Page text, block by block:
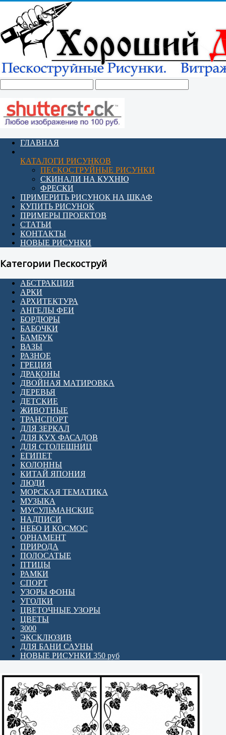
ГЛАВНАЯ
КАТАЛОГИ РИСУНКОВ
ПЕСКОСТРУЙНЫЕ РИСУНКИ
СКИНАЛИ НА КУХНЮ
ФРЕСКИ
ПРИМЕРИТЬ РИСУНОК НА ШКАФ
КУПИТЬ РИСУНОК
ПРИМЕРЫ ПРОЕКТОВ
СТАТЬИ
КОНТАКТЫ
НОВЫЕ РИСУНКИ
Категории Пескоструй
АБСТРАКЦИЯ
АРКИ
АРХИТЕКТУРА
АНГЕЛЫ ФЕИ
БОРДЮРЫ
БАБОЧКИ
БАМБУК
ВАЗЫ
РАЗНОЕ
ГРЕЦИЯ
ДРАКОНЫ
ДВОЙНАЯ МАТИРОВКА
ДЕРЕВЬЯ
ДЕТСКИЕ
ЖИВОТНЫЕ
ТРАНСПОРТ
ДЛЯ ЗЕРКАЛ
ДЛЯ КУХ ФАСАДОВ
ДЛЯ СТОЛЕШНИЦ
ЕГИПЕТ
КОЛОННЫ
КИТАЙ ЯПОНИЯ
ЛЮДИ
МОРСКАЯ ТЕМАТИКА
МУЗЫКА
МУСУЛЬМАНСКИЕ
НАДПИСИ
НЕБО И КОСМОС
ОРНАМЕНТ
ПРИРОДА
ПОЛОСАТЫЕ
ПТИЦЫ
РАМКИ
СПОРТ
УЗОРЫ ФОНЫ
УГОЛКИ
ЦВЕТОЧНЫЕ УЗОРЫ
ЦВЕТЫ
3000
ЭКСКЛЮЗИВ
ДЛЯ БАНИ САУНЫ
НОВЫЕ РИСУНКИ 350 руб